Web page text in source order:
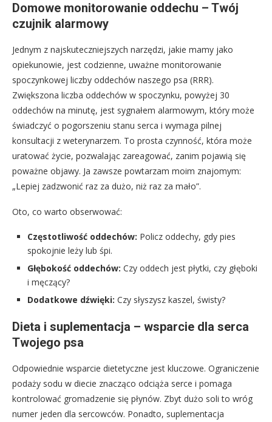
Domowe monitorowanie oddechu – Twój
czujnik alarmowy
Jednym z najskuteczniejszych narzędzi, jakie mamy jako
opiekunowie, jest codzienne, uważne monitorowanie
spoczynkowej liczby oddechów naszego psa (RRR).
Zwiększona liczba oddechów w spoczynku, powyżej 30
oddechów na minutę, jest sygnałem alarmowym, który może
świadczyć o pogorszeniu stanu serca i wymaga pilnej
konsultacji z weterynarzem. To prosta czynność, która może
uratować życie, pozwalając zareagować, zanim pojawią się
poważne objawy. Ja zawsze powtarzam moim znajomym:
„Lepiej zadzwonić raz za dużo, niż raz za mało”.
Oto, co warto obserwować:
Częstotliwość oddechów: Policz oddechy, gdy pies
spokojnie leży lub śpi.
Głębokość oddechów: Czy oddech jest płytki, czy głęboki
i męczący?
Dodatkowe dźwięki: Czy słyszysz kaszel, świsty?
Dieta i suplementacja – wsparcie dla serca
Twojego psa
Odpowiednie wsparcie dietetyczne jest kluczowe. Ograniczenie
podaży sodu w diecie znacząco odciąża serce i pomaga
kontrolować gromadzenie się płynów. Zbyt dużo soli to wróg
numer jeden dla sercowców. Ponadto, suplementacja